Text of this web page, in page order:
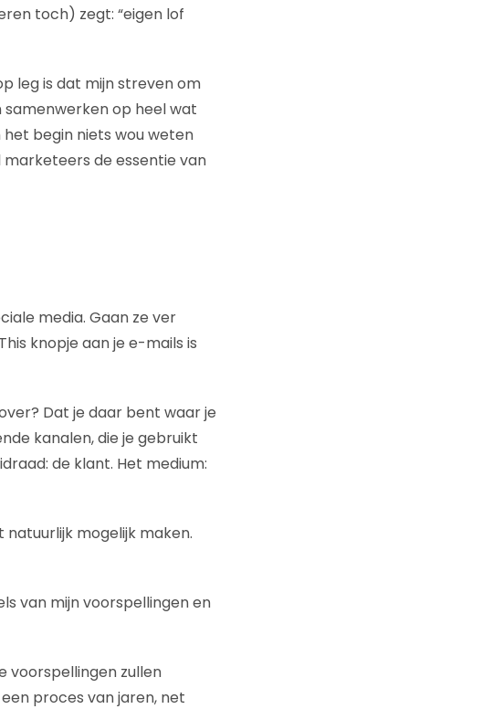
toch) zegt: “eigen lof
leg is dat mijn streven om
samenwerken op heel wat
het begin niets wou weten
marketeers de essentie van
media. Gaan ze ver
knopje aan je e-mails is
Dat je daar bent waar je
kanalen, die je gebruikt
de klant. Het medium:
mogelijk maken.
van mijn voorspellingen en
voorspellingen zullen
proces van jaren, net